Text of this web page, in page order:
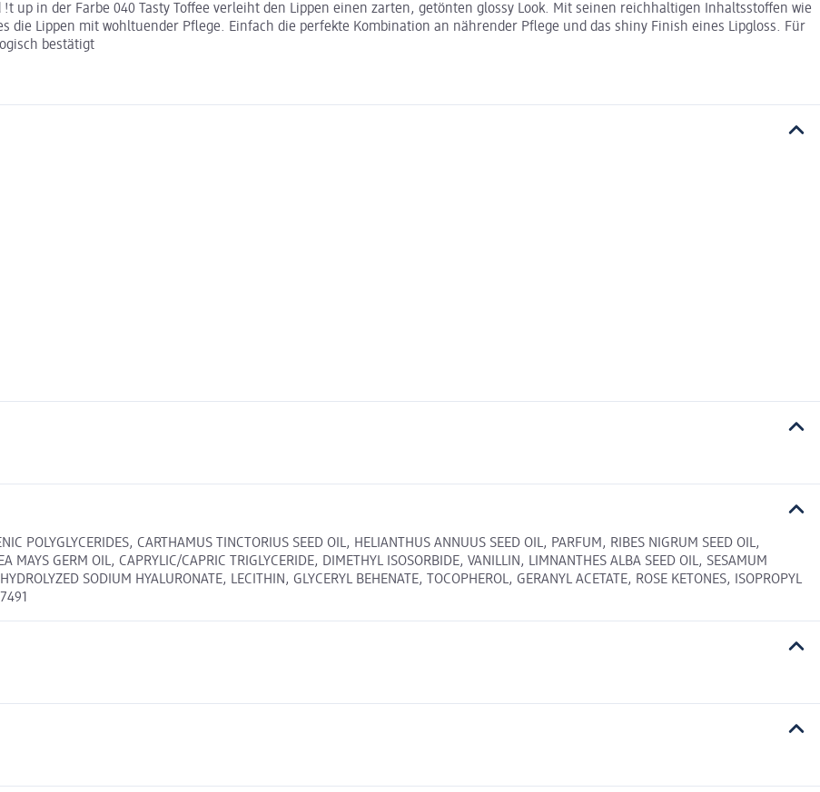
up in der Farbe 040 Tasty Toffee verleiht den Lippen einen zarten, getönten glossy Look. Mit seinen reichhaltigen Inhaltsstoffen wie
die Lippen mit wohltuender Pflege. Einfach die perfekte Kombination an nährender Pflege und das shiny Finish eines Lipgloss. Für
bestätigt
POLYGLYCERIDES, CARTHAMUS TINCTORIUS SEED OIL, HELIANTHUS ANNUUS SEED OIL, PARFUM, RIBES NIGRUM SEED OIL,
MAYS GERM OIL, CAPRYLIC/CAPRIC TRIGLYCERIDE, DIMETHYL ISOSORBIDE, VANILLIN, LIMNANTHES ALBA SEED OIL, SESAMUM
SODIUM HYALURONATE, LECITHIN, GLYCERYL BEHENATE, TOCOPHEROL, GERANYL ACETATE, ROSE KETONES, ISOPROPYL